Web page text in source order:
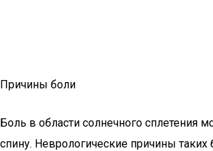
Причины боли
Боль в области солнечного сплетения
спину. Неврологические причины